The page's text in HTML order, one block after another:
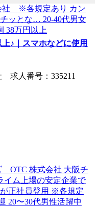
♪｜スマホなどに使用
求人番号：335211